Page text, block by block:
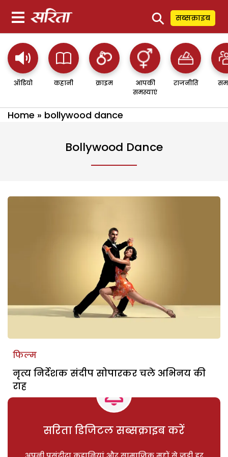
⚲ सब्सक्राइब
ऑडियो कहानी क्राइम
आपकी
समस्याएं
राजनीति
Home » bollywood dance
Bollywood Dance
फिल्म
नृत्य निर्देशक संदीप सोपारकर चले अभिनय की
राह
सरिता डिजिटल सब्सक्राइब करें